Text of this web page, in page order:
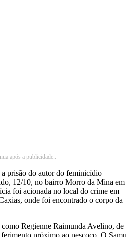
após a publicidade..
prisão do autor do feminicídio
12/10, no bairro Morro da Mina em
foi acionada no local do crime em
onde foi encontrado o corpo da
Regienne Raimunda Avelino, de
próximo ao pescoço. O Samu